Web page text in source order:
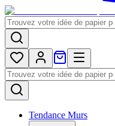
Tendance Murs